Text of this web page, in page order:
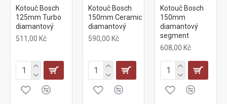
Kotouč Bosch
125mm Turbo
diamantový
511,00 Kč
Kotouč Bosch
150mm Ceramic
diamantový
590,00 Kč
Kotouč Bosch
150mm
diamantový
segment
608,00 Kč